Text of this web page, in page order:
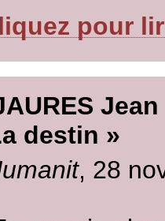
pour
Jean
destin »
, 28